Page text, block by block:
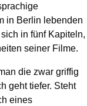
in Berlin lebenden
in fünf Kapiteln,
seiner Filme.
die zwar griffig
geht tiefer. Steht
eines